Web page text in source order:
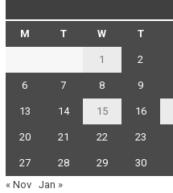
M T W T
1 2
6 7 8 9
13 14 15 16
20 21 22 23
27 28 29 30
« Nov
Jan »